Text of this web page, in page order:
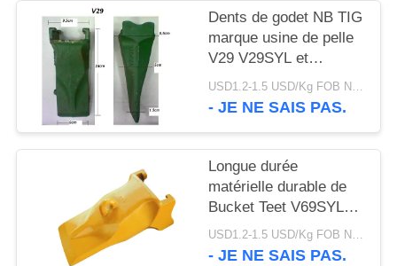
Dents de godet NB TIG
marque usine de pelle
V29 V29SYL et
adaptateur, dents de
roche pour pelle
USD1.2-1.5 USD/Kg FOB Ningbo MOQ:2 tonnes
- JE NE SAIS PAS.
Longue durée
matérielle durable de
Bucket Teet V69SYL
d'excavatrice de l'usine
V69 de marque de
USD1.2-1.5 USD/Kg FOB Ningbo MOQ:2 tonnes
- JE NE SAIS PAS.